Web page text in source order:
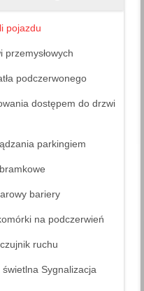
pojazdu
przemysłowych
podczerwonego
dostępem do drzwi
parkingiem
bariery
na podczerwień
ruchu
świetlna Sygnalizacja